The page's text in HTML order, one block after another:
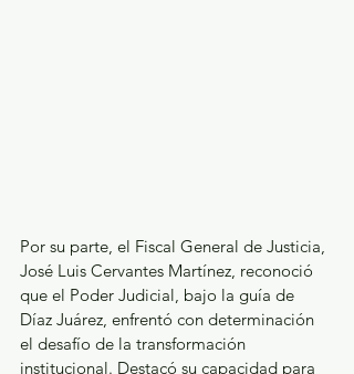
Por su parte, el Fiscal General de Justicia,
José Luis Cervantes Martínez, reconoció
que el Poder Judicial, bajo la guía de
Díaz Juárez, enfrentó con determinación
el desafío de la transformación
institucional. Destacó su capacidad para